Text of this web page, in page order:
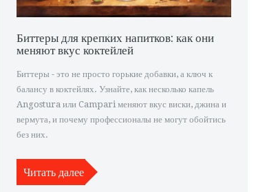
Биттеры для крепких напитков: как они
меняют вкус коктейлей
Биттеры - это не просто горькие добавки, а ключ к
балансу в коктейлях. Узнайте, как несколько капель
Angostura или Campari меняют вкус виски, джина и
вермута, и почему профессионалы не могут обойтись
без них.
Читать далее